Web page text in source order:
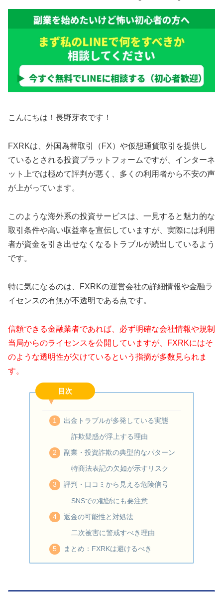
こんにちは！長野芽衣です！
FXRKは、外国為替取引（FX）や仮想通貨取引を提供し
ているとされる投資プラットフォームですが、インターネ
ット上では極めて評判が悪く、多くの利用者から不安の声
が上がっています。
このような海外系の投資サービスは、一見すると魅力的な
取引条件や高い収益率を宣伝していますが、実際には利用
者が資金を引き出せなくなるトラブルが続出しているよう
です。
特に気になるのは、FXRKの運営会社の詳細情報や金融ラ
イセンスの有無が不透明である点です。
信頼できる金融業者であれば、必ず明確な会社情報や規制
当局からのライセンスを公開していますが、FXRKにはそ
のような透明性が欠けているという指摘が多数見られま
す。
目次
出金トラブルが多発している実態
詐欺疑惑が浮上する理由
副業・投資詐欺の典型的なパターン
特商法表記の欠如が示すリスク
評判・口コミから見える危険信号
SNSでの勧誘にも要注意
返金の可能性と対処法
二次被害に警戒すべき理由
まとめ：FXRKは避けるべき